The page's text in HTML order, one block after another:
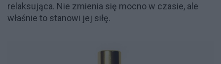
relaksująca. Nie zmienia się mocno w czasie, ale
właśnie to stanowi jej siłę.